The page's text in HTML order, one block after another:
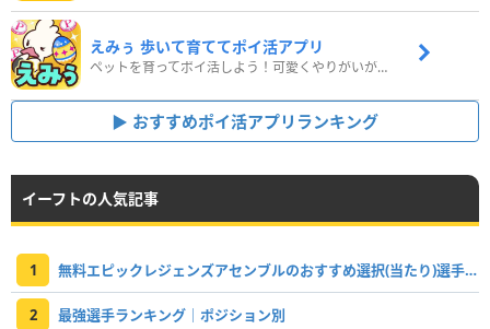
えみぅ 歩いて育ててポイ活アプリ
ペットを育ってポイ活しよう！可愛くやりがいがある新感覚アプリ
おすすめポイ活アプリランキング
イーフトの人気記事
1 無料エピックレジェンズアセンブルのおすすめ選択(当たり)選手ランキングと引き方
2 最強選手ランキング｜ポジション別